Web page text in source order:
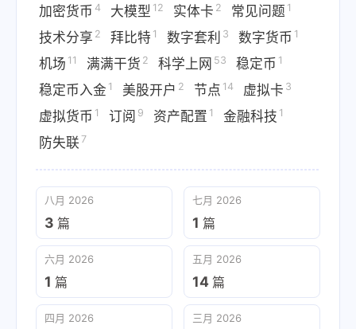
加密货币 4 大模型 12 实体卡 2 常见问题 1
技术分享 2 拜比特 1 数字套利 3 数字货币 1
机场 11 满满干货 2 科学上网 53 稳定币 1
稳定币入金 1 美股开户 2 节点 14 虚拟卡 3
虚拟货币 1 订阅 9 资产配置 1 金融科技 1
防失联 7
八月 2026
3 篇
七月 2026
1 篇
六月 2026
1 篇
五月 2026
14 篇
四月 2026 三月 2026